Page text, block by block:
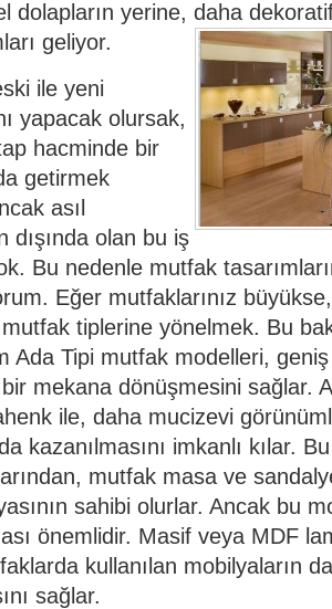
dolapların yerine, daha
geliyor.
ile yeni
yapacak olursak,
hacminde bir
getirmek
asıl
dışında olan bu iş
Bu nedenle mutfak
Eğer mutfaklarınız
tiplerine yönelmek. Bu
Ada Tipi mutfak modelleri, geniş
mekana dönüşmesini sağlar.
ile, daha mucizevi
kazanılmasını imkanlı kılar.
mutfak masa ve
sahibi olurlar. Ancak bu
önemlidir. Masif veya MDF
kullanılan mobilyaların
sağlar.